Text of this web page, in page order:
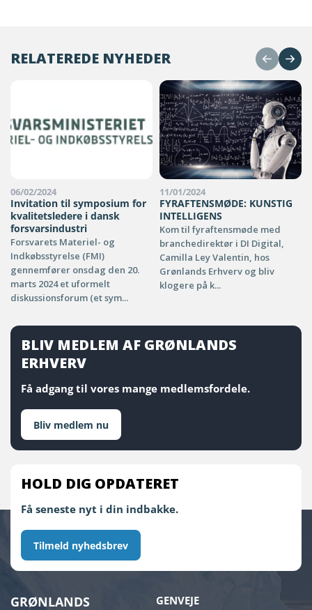
RELATEREDE NYHEDER
06/02/2024
Invitation til symposium for
kvalitetsledere i dansk
forsvarsindustri
Forsvarets Materiel- og
Indkøbsstyrelse (FMI)
gennemfører onsdag den 20.
marts 2024 et uformelt
diskussionsforum (et sym...
11/01/2024
FYRAFTENSMØDE: KUNSTIG
INTELLIGENS
Kom til fyraftensmøde med
branchedirektør i DI Digital,
Camilla Ley Valentin, hos
Grønlands Erhverv og bliv
klogere på k...
BLIV MEDLEM AF GRØNLANDS
ERHVERV
Få adgang til vores mange medlemsfordele.
Bliv medlem nu
HOLD DIG OPDATERET
Få seneste nyt i din indbakke.
Tilmeld nyhedsbrev
GRØNLANDS GENVEJE